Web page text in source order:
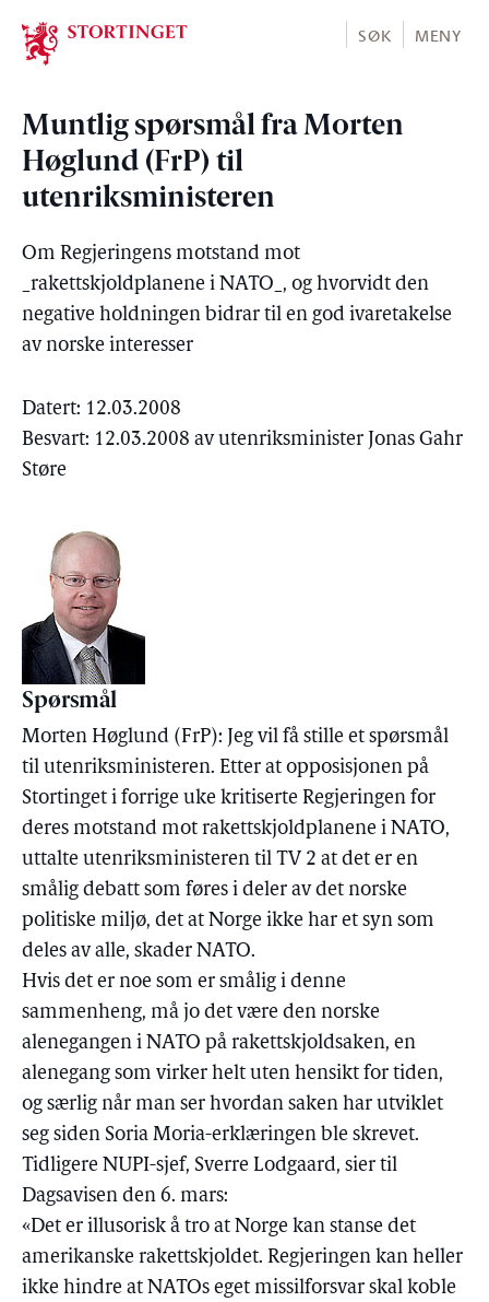
Stortinget.no
SØK MENY
Muntlig spørsmål fra Morten
Høglund (FrP) til
utenriksministeren
Om Regjeringens motstand mot
_rakettskjoldplanene i NATO_, og hvorvidt den
negative holdningen bidrar til en god ivaretakelse
av norske interesser
Datert: 12.03.2008
Besvart: 12.03.2008 av utenriksminister Jonas Gahr
Støre
Spørsmål
Morten Høglund (FrP): Jeg vil få stille et spørsmål
til utenriksministeren. Etter at opposisjonen på
Stortinget i forrige uke kritiserte Regjeringen for
deres motstand mot rakettskjoldplanene i NATO,
uttalte utenriksministeren til TV 2 at det er en
smålig debatt som føres i deler av det norske
politiske miljø, det at Norge ikke har et syn som
deles av alle, skader NATO.
Hvis det er noe som er smålig i denne
sammenheng, må jo det være den norske
alenegangen i NATO på rakettskjoldsaken, en
alenegang som virker helt uten hensikt for tiden,
og særlig når man ser hvordan saken har utviklet
seg siden Soria Moria-erklæringen ble skrevet.
Tidligere NUPI-sjef, Sverre Lodgaard, sier til
Dagsavisen den 6. mars:
«Det er illusorisk å tro at Norge kan stanse det
amerikanske rakettskjoldet. Regjeringen kan heller
ikke hindre at NATOs eget missilforsvar skal koble